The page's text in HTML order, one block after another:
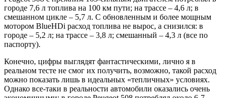
городе 7,6 л топлива на 100 км пути; на трассе – 4,6 л; в
смешанном цикле – 5,7 л. С обновленным и более мощным
мотором BlueHDi расход топлива не вырос, а снизился: в
городе – 5,2 л; на трассе – 3,8 л; смешанный – 4,3 л (все по
паспорту).
Конечно, цифры выглядят фантастическими, лично я в
реальном тесте не смог их получить, возможно, такой расход
можно показать лишь в идеальных «тепличных» условиях.
Однако все-таки в реальности автомобили оказались очень